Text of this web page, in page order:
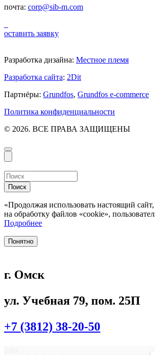
почта: corp@sib-m.com
оставить заявку
Разработка дизайна: Местное племя
Разработка сайта: 2Dit
Партнёры: Grundfos, Grundfos e-commerce
Политика конфиденциальности
© 2026. ВСЕ ПРАВА ЗАЩИЩЕНЫ
Поиск
«Продолжая использовать настоящий
на обработку файлов «cookie»,
Подробнее
Понятно
г. Омск
ул. Учебная 79, пом. 25П
+7 (3812) 38-20-50